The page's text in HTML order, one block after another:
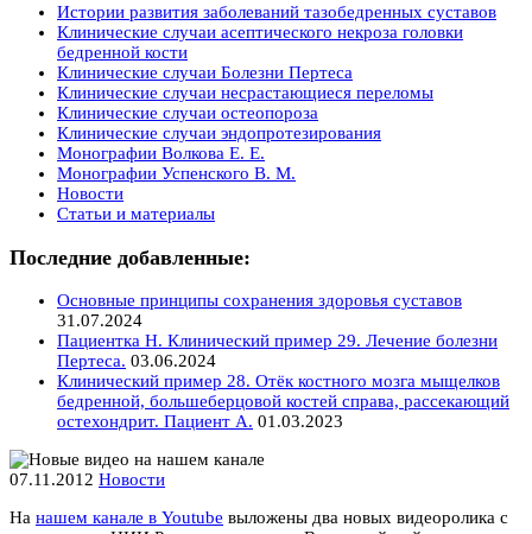
Истории развития заболеваний тазобедренных суставов
Клинические случаи асептического некроза головки
бедренной кости
Клинические случаи Болезни Пертеса
Клинические случаи несрастающиеся переломы
Клинические случаи остеопороза
Клинические случаи эндопротезирования
Монографии Волкова Е. Е.
Монографии Успенского В. М.
Новости
Статьи и материалы
Последние добавленные:
Основные принципы сохранения здоровья суставов
31.07.2024
Пациентка Н. Клинический пример 29. Лечение болезни
Пертеса. 03.06.2024
Клинический пример 28. Отёк костного мозга мыщелков
бедренной, большеберцовой костей справа, рассекающий
остехондрит. Пациент А. 01.03.2023
07.11.2012 Новости
На нашем канале в Youtube выложены два новых видеоролика с